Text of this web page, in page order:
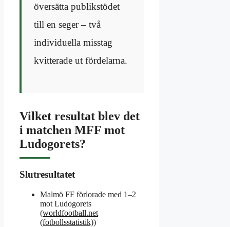
översätta publikstödet
till en seger – två
individuella misstag
kvitterade ut fördelarna.
Vilket resultat blev det
i matchen MFF mot
Ludogorets?
Slutresultatet
Malmö FF förlorade med 1–2
mot Ludogorets
(worldfootball.net
(fotbollsstatistik))